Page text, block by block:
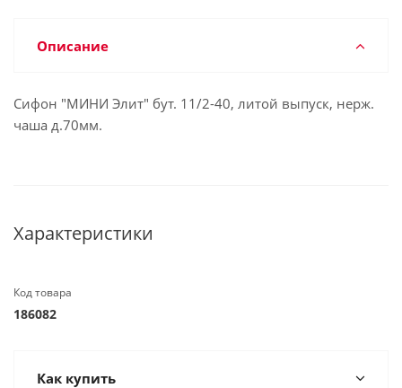
Описание
Сифон "МИНИ Элит" бут. 11/2-40, литой выпуск, нерж.
чаша д.70мм.
Характеристики
Код товара
186082
Как купить